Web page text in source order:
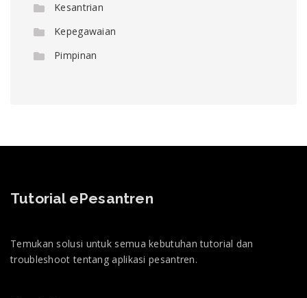
Kesantrian
Kepegawaian
Pimpinan
Tutorial ePesantren
Temukan solusi untuk semua kebutuhan tutorial dan
troubleshoot tentang aplikasi pesantren.